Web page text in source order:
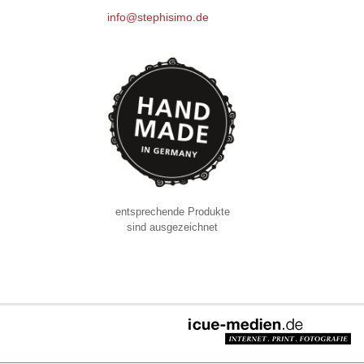
info@stephisimo.de
entsprechende Produkte
sind ausgezeichnet